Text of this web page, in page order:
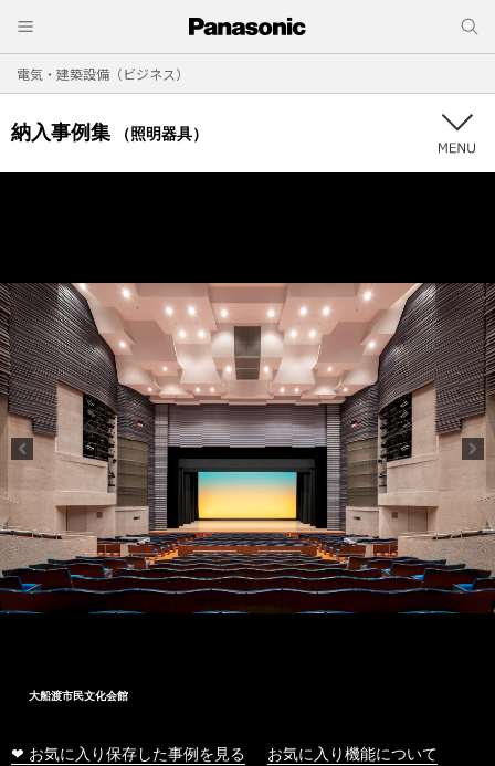
電気・建築設備（ビジネス）
納入事例集 （照明器具）
十和田市総合体育センター
❤ お気に入り保存した事例を見る お気に入り機能について